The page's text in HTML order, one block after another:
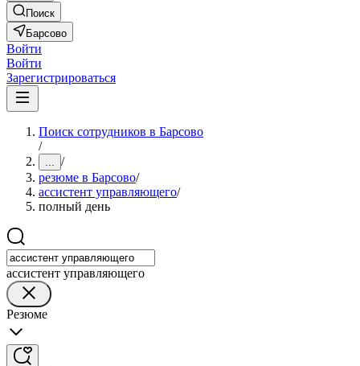
Поиск
Барсово
Войти
Войти
Зарегистрироваться
Поиск сотрудников в Барсово
/
... /
резюме в Барсово/
ассистент управляющего/
полный день
ассистент управляющего
Резюме